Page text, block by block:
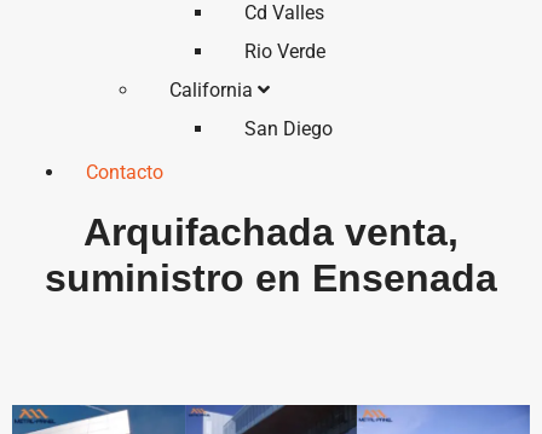
Cd Valles
Rio Verde
California
San Diego
Contacto
Arquifachada venta,
suministro en Ensenada